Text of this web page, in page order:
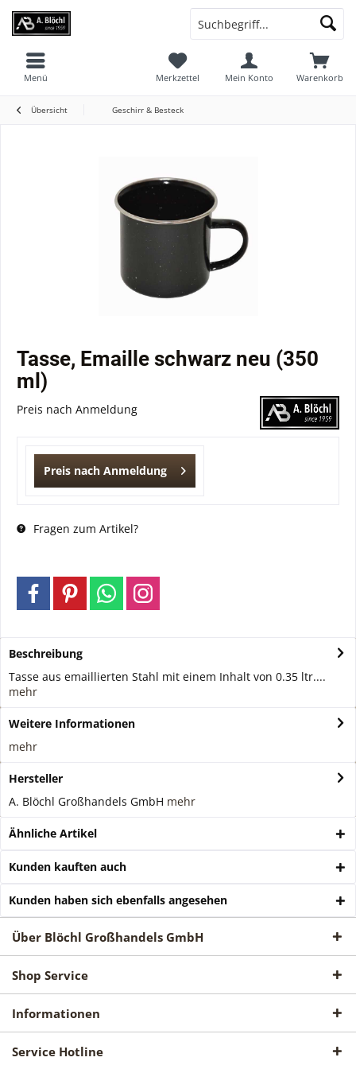
Warenkorb
Merkzettel Mein Konto
Menü
Übersicht Geschirr & Besteck
Tasse, Emaille schwarz neu (350
ml)
Preis nach Anmeldung
Preis nach Anmeldung
Fragen zum Artikel?
Beschreibung
Tasse aus emaillierten Stahl mit einem Inhalt von 0.35 ltr....
mehr
Weitere Informationen
mehr
Hersteller
A. Blöchl Großhandels GmbH mehr
Ähnliche Artikel
Kunden kauften auch
Kunden haben sich ebenfalls angesehen
Über Blöchl Großhandels GmbH
Shop Service
Informationen
Service Hotline